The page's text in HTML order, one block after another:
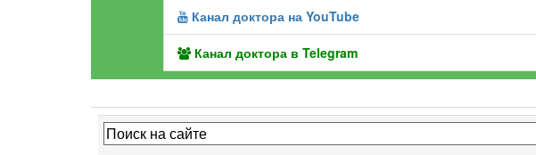
Канал доктора на YouTube
Канал доктора в Telegram